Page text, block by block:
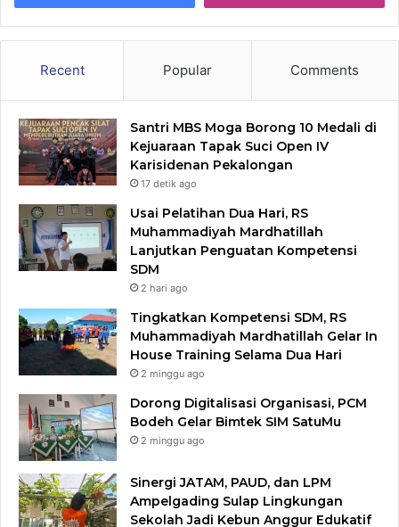
Recent Popular Comments
Santri MBS Moga Borong 10 Medali di
Kejuaraan Tapak Suci Open IV
Karisidenan Pekalongan
17 detik ago
Usai Pelatihan Dua Hari, RS
Muhammadiyah Mardhatillah
Lanjutkan Penguatan Kompetensi
SDM
2 hari ago
Tingkatkan Kompetensi SDM, RS
Muhammadiyah Mardhatillah Gelar In
House Training Selama Dua Hari
2 minggu ago
Dorong Digitalisasi Organisasi, PCM
Bodeh Gelar Bimtek SIM SatuMu​
2 minggu ago
Sinergi JATAM, PAUD, dan LPM
Ampelgading Sulap Lingkungan
Sekolah Jadi Kebun Anggur Edukatif